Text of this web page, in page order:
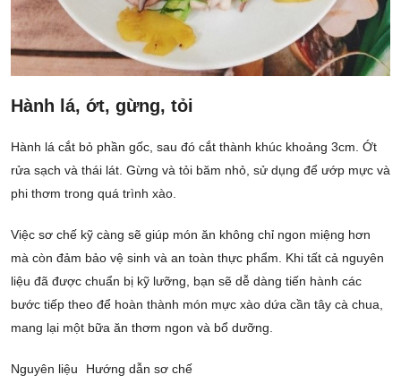
Hành lá, ớt, gừng, tỏi
Hành lá cắt bỏ phần gốc, sau đó cắt thành khúc khoảng 3cm. Ớt
rửa sạch và thái lát. Gừng và tỏi băm nhỏ, sử dụng để ướp mực và
phi thơm trong quá trình xào.
Việc sơ chế kỹ càng sẽ giúp món ăn không chỉ ngon miệng hơn
mà còn đảm bảo vệ sinh và an toàn thực phẩm. Khi tất cả nguyên
liệu đã được chuẩn bị kỹ lưỡng, bạn sẽ dễ dàng tiến hành các
bước tiếp theo để hoàn thành món mực xào dứa cần tây cà chua,
mang lại một bữa ăn thơm ngon và bổ dưỡng.
Nguyên liệu Hướng dẫn sơ chế